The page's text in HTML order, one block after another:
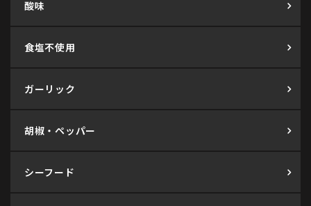
酸味
食塩不使用
ガーリック
胡椒・ペッパー
シーフード